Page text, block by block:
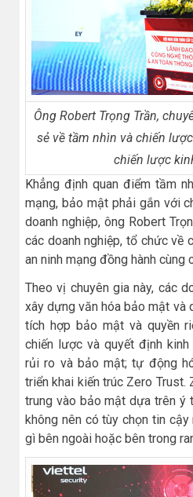
Ông Robert Trọng Trần,
sẻ về tầm nhìn và chiến
chiến lược
Khẳng định quan điểm tầm
mạng, bảo mật phải gắn với
doanh nghiệp, ông Robert
các doanh nghiệp, tổ chức về
an ninh mạng đồng hành cùng
Theo vị chuyên gia này, các
xây dựng văn hóa bảo mật và
tích hợp bảo mật và quyền
chiến lược và quyết định
rủi ro và bảo mật; tự động
triển khai kiến trúc Zero Trust.
trung vào bảo mật dựa trên ý
không nên có tùy chọn tin
gì bên ngoài hoặc bên trong